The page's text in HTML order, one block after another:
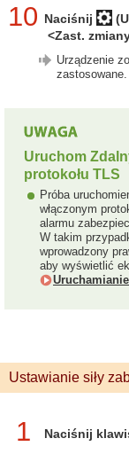
10 Naciśnij
<Zast.
Urządzenie
zastosowane.
Uruchom
protokołu TLS
Próba
włączonym
alarmu
W takim
wprowadzony
aby wyświetlić
Ustawianie siły
1 Naciśnij